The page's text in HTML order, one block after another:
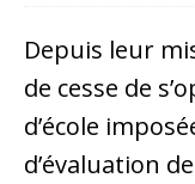
Depuis leur
de cesse de
d’école
d’évaluation de